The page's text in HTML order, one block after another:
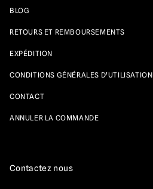
BLOG
RETOURS ET REMBOURSEMENTS
EXPÉDITION
CONDITIONS GÉNÉRALES D'UTILISATION
CONTACT
ANNULER LA COMMANDE
Contactez nous